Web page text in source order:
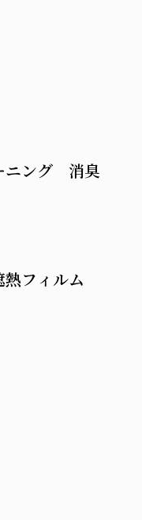
ニング 消臭
フィルム